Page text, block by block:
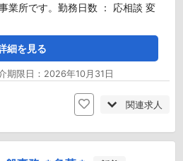
業所です。勤務日数 ： 応相談 変
細を見る
限日：2026年10月31日
関連求人